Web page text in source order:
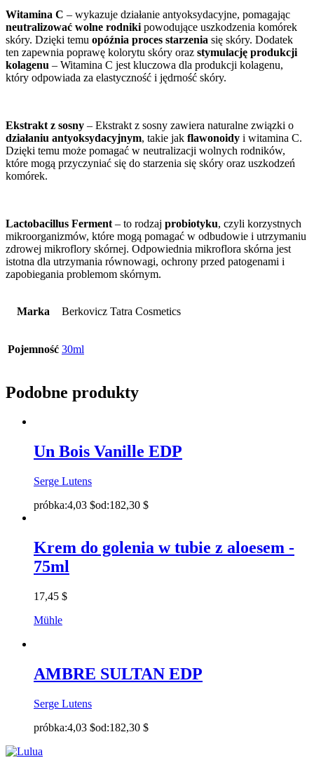
Witamina C – wykazuje działanie antyoksydacyjne, pomagając
neutralizować wolne rodniki powodujące uszkodzenia komórek
skóry. Dzięki temu opóźnia proces starzenia się skóry. Dodatek
ten zapewnia poprawę kolorytu skóry oraz stymulację produkcji
kolagenu – Witamina C jest kluczowa dla produkcji kolagenu,
który odpowiada za elastyczność i jędrność skóry.
Ekstrakt z sosny – Ekstrakt z sosny zawiera naturalne związki o
działaniu antyoksydacyjnym, takie jak flawonoidy i witamina C.
Dzięki temu może pomagać w neutralizacji wolnych rodników,
które mogą przyczyniać się do starzenia się skóry oraz uszkodzeń
komórek.
Lactobacillus Ferment – to rodzaj probiotyku, czyli korzystnych
mikroorganizmów, które mogą pomagać w odbudowie i utrzymaniu
zdrowej mikroflory skórnej. Odpowiednia mikroflora skórna jest
istotna dla utrzymania równowagi, ochrony przed patogenami i
zapobiegania problemom skórnym.
Marka Berkovicz Tatra Cosmetics
Pojemność 30ml
Podobne produkty
Un Bois Vanille EDP
Serge Lutens
próbka:4,03 $od:182,30 $
Krem do golenia w tubie z aloesem -
75ml
17,45 $
Mühle
AMBRE SULTAN EDP
Serge Lutens
próbka:4,03 $od:182,30 $